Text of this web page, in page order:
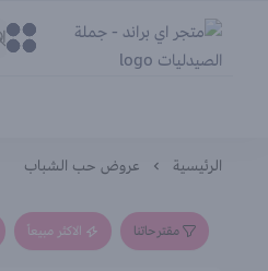
متجر اي براند - جملة
0
0
الرئيسية عروض حب الشباب
مقترحاتنا الاكثر مبيعاً